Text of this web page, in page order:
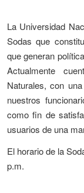
La Universidad
Sodas que
que generan
Actualmente
Naturales, con
nuestros
como fin de
usuarios de una
El horario de la
p.m.